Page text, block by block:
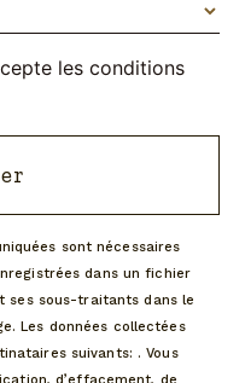
les conditions
sont nécessaires
dans un fichier
ses sous-traitants dans le
Les données collectées
suivants: . Vous